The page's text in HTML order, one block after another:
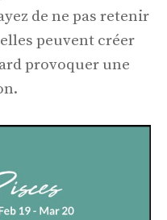
de ne pas retenir
peuvent créer
provoquer une